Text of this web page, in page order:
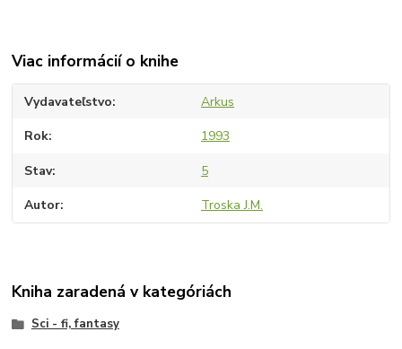
Viac informácií o knihe
Vydavateľstvo Arkus
Rok 1993
Stav 5
Autor Troska J.M.
Kniha zaradená v kategóriách
Sci - fi, fantasy